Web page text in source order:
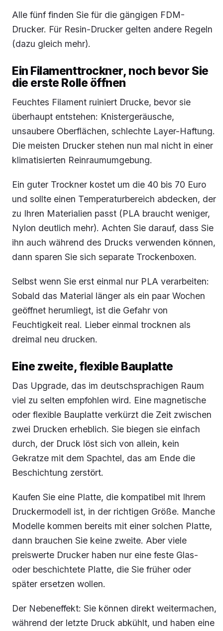
Alle fünf finden Sie für die gängigen FDM-
Drucker. Für Resin-Drucker gelten andere Regeln
(dazu gleich mehr).
Ein Filamenttrockner, noch bevor Sie
die erste Rolle öffnen
Feuchtes Filament ruiniert Drucke, bevor sie
überhaupt entstehen: Knistergeräusche,
unsaubere Oberflächen, schlechte Layer-Haftung.
Die meisten Drucker stehen nun mal nicht in einer
klimatisierten Reinraumumgebung.
Ein guter Trockner kostet um die 40 bis 70 Euro
und sollte einen Temperaturbereich abdecken, der
zu Ihren Materialien passt (PLA braucht weniger,
Nylon deutlich mehr). Achten Sie darauf, dass Sie
ihn auch während des Drucks verwenden können,
dann sparen Sie sich separate Trockenboxen.
Selbst wenn Sie erst einmal nur PLA verarbeiten:
Sobald das Material länger als ein paar Wochen
geöffnet herumliegt, ist die Gefahr von
Feuchtigkeit real. Lieber einmal trocknen als
dreimal neu drucken.
Eine zweite, flexible Bauplatte
Das Upgrade, das im deutschsprachigen Raum
viel zu selten empfohlen wird. Eine magnetische
oder flexible Bauplatte verkürzt die Zeit zwischen
zwei Drucken erheblich. Sie biegen sie einfach
durch, der Druck löst sich von allein, kein
Gekratze mit dem Spachtel, das am Ende die
Beschichtung zerstört.
Kaufen Sie eine Platte, die kompatibel mit Ihrem
Druckermodell ist, in der richtigen Größe. Manche
Modelle kommen bereits mit einer solchen Platte,
dann brauchen Sie keine zweite. Aber viele
preiswerte Drucker haben nur eine feste Glas-
oder beschichtete Platte, die Sie früher oder
später ersetzen wollen.
Der Nebeneffekt: Sie können direkt weitermachen,
während der letzte Druck abkühlt, und haben eine